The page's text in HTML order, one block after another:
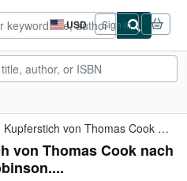
USD
Site
shopping
preferences
Sign in
The Lottery. Kupferstich von Thomas Cook nach William Hogarth ...
von Thomas Cook nach